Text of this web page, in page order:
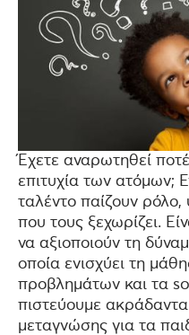
Έχετε αναρωτηθεί
επιτυχία των ατόμων;
ταλέντο παίζουν ρόλο,
που τους ξεχωρίζει.
να αξιοποιούν τη
οποία ενισχύει τη
προβλημάτων και τα
πιστεύουμε ακράδαντα
μεταγνώσης για τα